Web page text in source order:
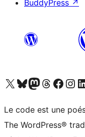
BuddyPress ↗
Visitez notre compte X (précédemment Twitter)
Visiter notre compte Bluesky
Visiter notre compte Mastodon
Visiter notre compte
Consulter notre
Consulter
Le code est une
The WordPress®